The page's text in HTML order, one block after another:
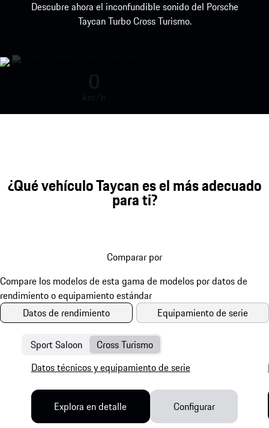
Descubre ahora el inconfundible sonido del Porsche
Taycan Turbo Cross Turismo.
¿Qué vehículo Taycan es el más adecuado
para ti?
Comparar por
Datos de rendimiento Equipamiento de serie
Sport Saloon Cross Turismo
Datos técnicos y equipamiento de serie
Explora en detalle Configurar